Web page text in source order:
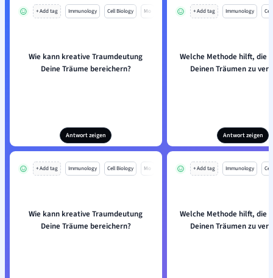
+ Add tag Immunology Cell Biology Mo
Wie kann kreative Traumdeutung
Deine Träume bereichern?
Antwort zeigen
+ Add tag Immunology
Welche Methode hilft, die
Deinen Träumen zu
Antwort zeigen
+ Add tag Immunology Cell Biology Mo
Wie kann kreative Traumdeutung
Deine Träume bereichern?
+ Add tag Immunology
Welche Methode hilft, die
Deinen Träumen zu